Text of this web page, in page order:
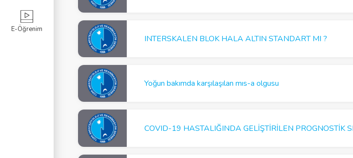
INTERSKALEN BLOK HALA ALTIN STANDART MI ?
Yoğun bakımda karşılaşılan mıs-a olgusu
E-Öğrenim